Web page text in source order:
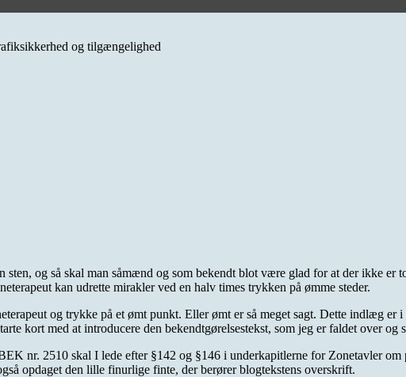
og tilgængelighed
og så skal man såmænd og som bekendt blot være glad for at der ikke er
kan udrette mirakler ved en halv times trykken på ømme steder.
og trykke på et ømt punkt. Eller ømt er så meget sagt. Dette indlæg er
kort med at introducere den bekendtgørelsestekst, som jeg er faldet over og
nr. 2510 skal I lede efter §142 og §146 i underkapitlerne for Zonetavler
opdaget den lille finurlige finte, der berører blogtekstens overskrift.